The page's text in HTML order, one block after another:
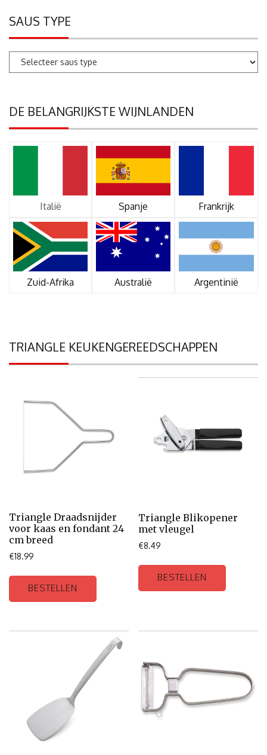
SAUS TYPE
DE BELANGRIJKSTE WIJNLANDEN
Italië Spanje Frankrijk
Zuid-Afrika Australië Argentinië
TRIANGLE KEUKENGEREEDSCHAPPEN
Triangle Draadsnijder
voor kaas en fondant 24
cm breed
€18.99
BESTELLEN
Triangle Blikopener
met vleugel
€8.49
BESTELLEN